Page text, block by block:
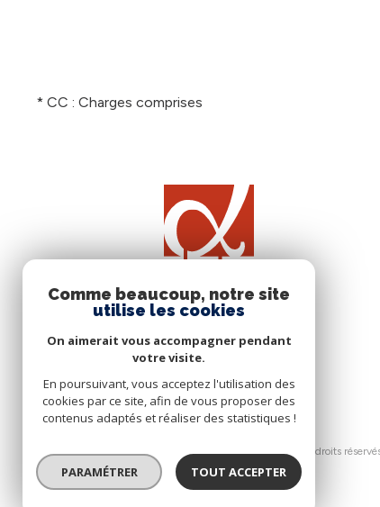
* CC : Charges comprises
© 2026 | Tous droits
Comme beaucoup, notre site
utilise les cookies
On aimerait vous accompagner pendant
votre visite.
En poursuivant, vous acceptez l'utilisation des
cookies par ce site, afin de vous proposer des
contenus adaptés et réaliser des statistiques !
PARAMÉTRER TOUT ACCEPTER